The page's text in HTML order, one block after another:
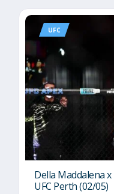
UFC
Della Maddalena
UFC Perth (02/05)